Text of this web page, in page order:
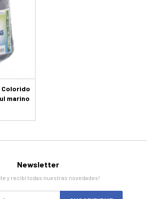
Colorido
marino
Newsletter
y recibí todas nuestras novedades!